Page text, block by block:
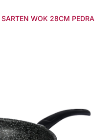
SARTEN WOK 28CM PEDRA